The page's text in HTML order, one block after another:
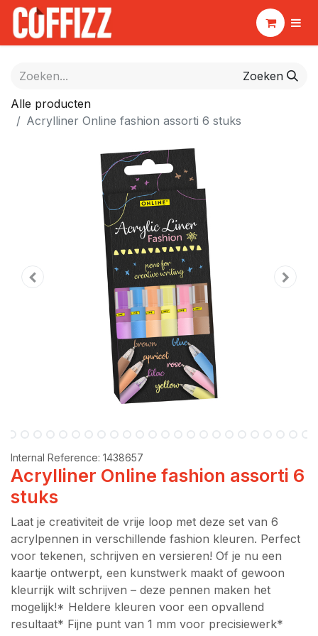
Zoeken
Alle producten
Acrylliner Online fashion assorti 6 stuks
Internal Reference: 1438657
Acrylliner Online fashion assorti 6
stuks
Laat je creativiteit de vrije loop met deze set van 6
acrylpennen in verschillende fashion kleuren. Perfect
voor tekenen, schrijven en versieren! Of je nu een
kaartje ontwerpt, een kunstwerk maakt of gewoon
kleurrijk wilt schrijven – deze pennen maken het
mogelijk!* Heldere kleuren voor een opvallend
resultaat* Fijne punt van 1 mm voor precisiewerk*